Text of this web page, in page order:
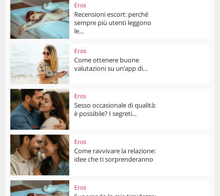
Eros
Recensioni escort: perché
sempre più utenti leggono
le...
Eros
Come ottenere buone
valutazioni su un’app di...
Eros
Sesso occasionale di qualità:
è possibile? I segreti...
Eros
Come ravvivare la relazione:
idee che ti sorprenderanno
Eros